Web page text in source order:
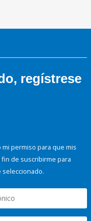
regístrese
mi permiso para que mis
de suscribirme para